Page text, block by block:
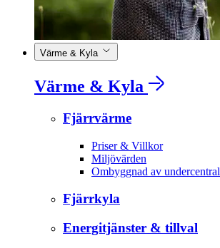
Värme & Kyla
Värme & Kyla
Fjärrvärme
Priser & Villkor
Miljövärden
Ombyggnad av undercentral
Fjärrkyla
Energitjänster & tillval